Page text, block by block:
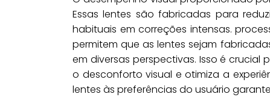
Essas lentes são fabricadas para
habituais em correções intensas.
permitem que as lentes sejam
em diversas perspectivas. Isso é
o desconforto visual e otimiza a
lentes às preferências do usuário